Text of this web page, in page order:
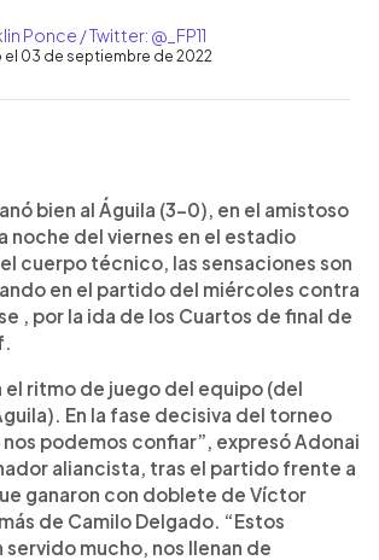
Ponce / Twitter: @_FP11
el 03 de septiembre de 2022
artículo
bien al Águila (3-0), en el amistoso
noche del viernes en el estadio
cuerpo técnico, las sensaciones son
en el partido del miércoles contra
, por la ida de los Cuartos de final de
ritmo de juego del equipo (del
En la fase decisiva del torneo
podemos confiar”, expresó Adonai
aliancista, tras el partido frente a
ganaron con doblete de Víctor
de Camilo Delgado. “Estos
servido mucho, nos llenan de